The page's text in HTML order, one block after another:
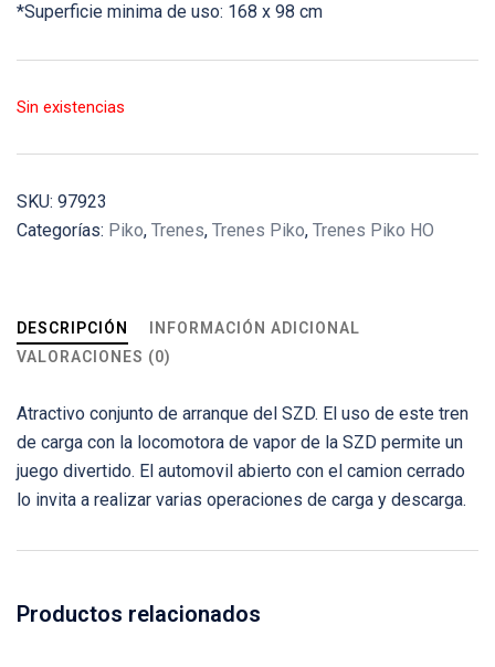
*Superficie minima de uso: 168 x 98 cm
Sin existencias
SKU: 97923
Categorías: Piko, Trenes, Trenes Piko, Trenes Piko HO
DESCRIPCIÓN
INFORMACIÓN ADICIONAL
VALORACIONES (0)
Atractivo conjunto de arranque del SZD. El uso de este tren
de carga con la locomotora de vapor de la SZD permite un
juego divertido. El automovil abierto con el camion cerrado
lo invita a realizar varias operaciones de carga y descarga.
Productos relacionados